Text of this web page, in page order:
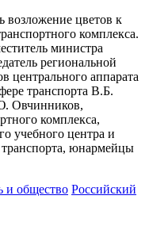
возложение цветов к
комплекса.
министра
региональной
центрального аппарата
транспорта В.Б.
Овчинников,
комплекса,
учебного центра и
транспорта, юнармейцы
и общество Российский